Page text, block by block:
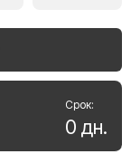
Срок:
0 дн.